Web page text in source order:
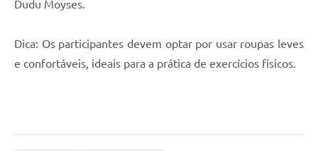
Dudu Moyses.
Dica: Os participantes devem optar por usar roupas leves
e confortáveis, ideais para a prática de exercícios físicos.